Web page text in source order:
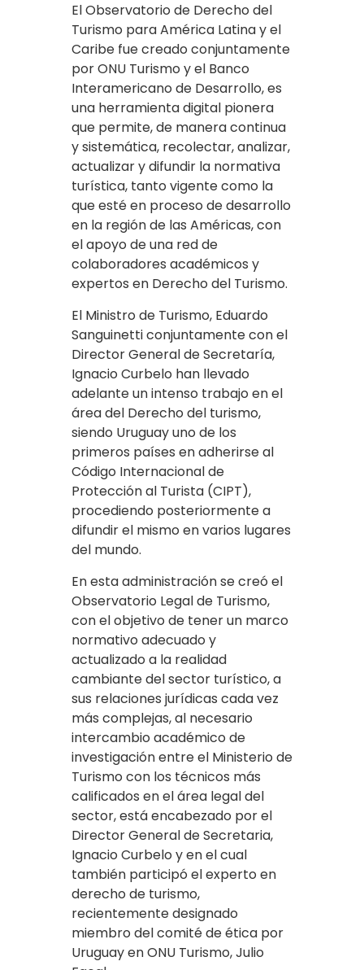
El Observatorio de Derecho del
Turismo para América Latina y el
Caribe fue creado conjuntamente
por ONU Turismo y el Banco
Interamericano de Desarrollo, es
una herramienta digital pionera
que permite, de manera continua
y sistemática, recolectar, analizar,
actualizar y difundir la normativa
turística, tanto vigente como la
que esté en proceso de desarrollo
en la región de las Américas, con
el apoyo de una red de
colaboradores académicos y
expertos en Derecho del Turismo.
El Ministro de Turismo, Eduardo
Sanguinetti conjuntamente con el
Director General de Secretaría,
Ignacio Curbelo han llevado
adelante un intenso trabajo en el
área del Derecho del turismo,
siendo Uruguay uno de los
primeros países en adherirse al
Código Internacional de
Protección al Turista (CIPT),
procediendo posteriormente a
difundir el mismo en varios lugares
del mundo.
En esta administración se creó el
Observatorio Legal de Turismo,
con el objetivo de tener un marco
normativo adecuado y
actualizado a la realidad
cambiante del sector turístico, a
sus relaciones jurídicas cada vez
más complejas, al necesario
intercambio académico de
investigación entre el Ministerio de
Turismo con los técnicos más
calificados en el área legal del
sector, está encabezado por el
Director General de Secretaria,
Ignacio Curbelo y en el cual
también participó el experto en
derecho de turismo,
recientemente designado
miembro del comité de ética por
Uruguay en ONU Turismo, Julio